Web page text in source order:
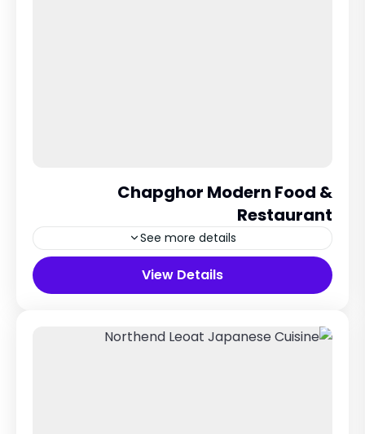
Chapghor Modern Food &
Restaurant
See more details
Sydney, Australia
View Details